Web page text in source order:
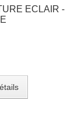
ECLAIR -